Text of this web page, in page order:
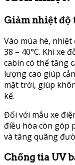
Giảm nhiệt độ
Vào mùa hè,
38 – 40°C. Khi xe
cabin có thể tăng
lượng cao giúp
mặt trời, giúp
kể.
Đối với mẫu xe
điều hòa còn góp
và tăng quãng
Chống tia UV